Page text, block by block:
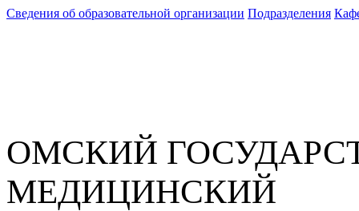
Сведения об образовательной организации Подразделения
ОМСКИЙ
МЕДИЦИНСКИЙ